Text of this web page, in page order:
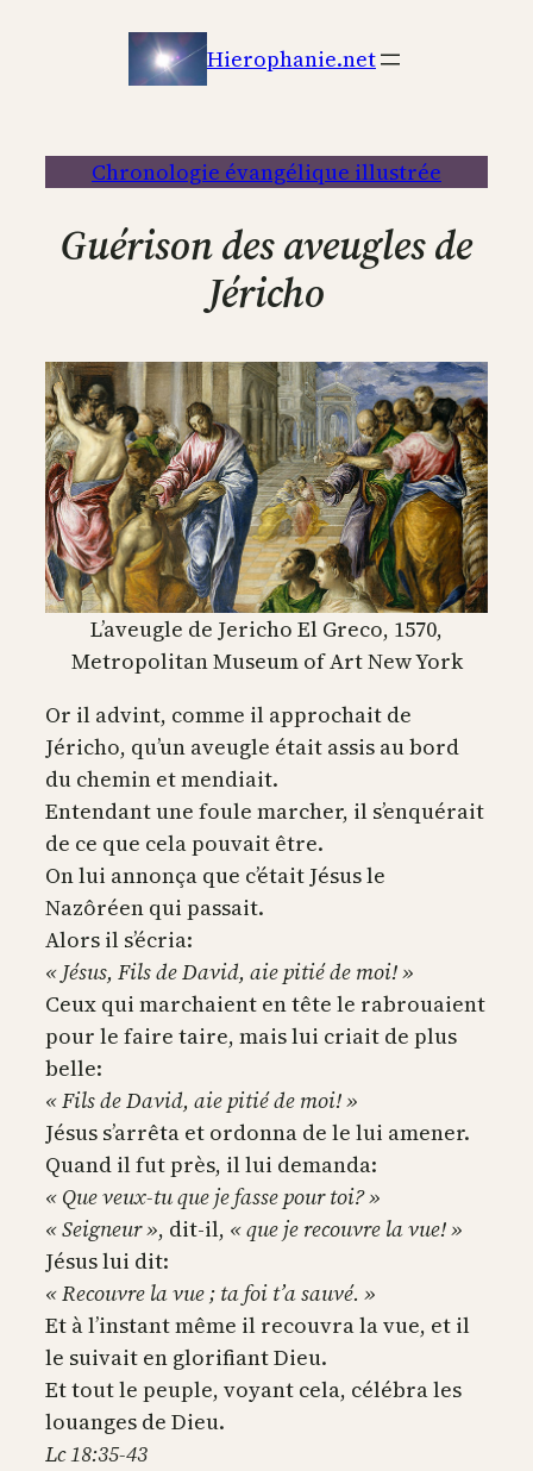
Hierophanie.net
Chronologie évangélique illustrée
Guérison des aveugles de
Jéricho
L’aveugle de Jericho El Greco, 1570,
Metropolitan Museum of Art New York
Or il advint, comme il approchait de
Jéricho, qu’un aveugle était assis au bord
du chemin et mendiait.
Entendant une foule marcher, il s’enquérait
de ce que cela pouvait être.
On lui annonça que c’était Jésus le
Nazôréen qui passait.
Alors il s’écria:
« Jésus, Fils de David, aie pitié de moi! »
Ceux qui marchaient en tête le rabrouaient
pour le faire taire, mais lui criait de plus
belle:
« Fils de David, aie pitié de moi! »
Jésus s’arrêta et ordonna de le lui amener.
Quand il fut près, il lui demanda:
« Que veux-tu que je fasse pour toi? »
« Seigneur », dit-il, « que je recouvre la vue! »
Jésus lui dit:
« Recouvre la vue ; ta foi t’a sauvé. »
Et à l’instant même il recouvra la vue, et il
le suivait en glorifiant Dieu.
Et tout le peuple, voyant cela, célébra les
louanges de Dieu.
Lc 18:35-43